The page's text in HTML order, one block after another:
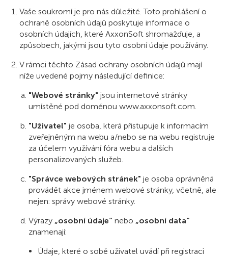
Vaše soukromí je pro nás důležité. Toto prohlášení o
ochraně osobních údajů poskytuje informace o
osobních údajích, které AxxonSoft shromažďuje, a
způsobech, jakými jsou tyto osobní údaje používány.
V rámci těchto Zásad ochrany osobních údajů mají
níže uvedené pojmy následující definice:
"Webové stránky" jsou internetové stránky
umístěné pod doménou www.axxonsoft.com.
"Uživatel" je osoba, která přistupuje k informacím
zveřejněným na webu a/nebo se na webu registruje
za účelem využívání fóra webu a dalších
personalizovaných služeb.
"Správce webových stránek" je osoba oprávněná
provádět akce jménem webové stránky, včetně, ale
nejen: správy webové stránky.
Výrazy „osobní údaje“ nebo „osobní data“
znamenají:
Údaje, které o sobě uživatel uvádí při registraci